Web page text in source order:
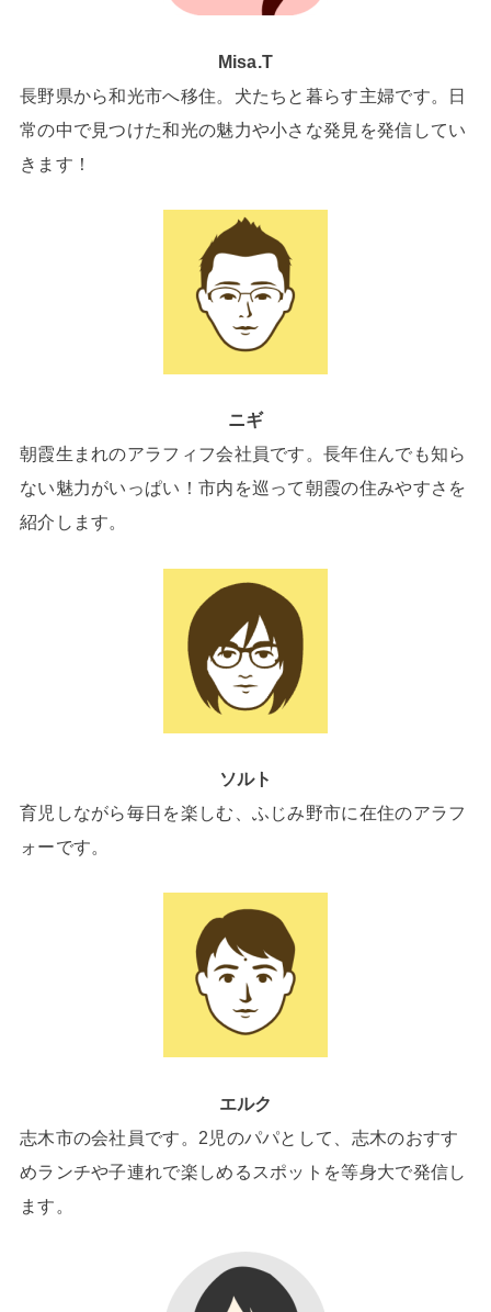
Misa.T
長野県から和光市へ移住。犬たちと暮らす主婦です。日
常の中で見つけた和光の魅力や小さな発見を発信してい
きます！
ニギ
朝霞生まれのアラフィフ会社員です。長年住んでも知ら
ない魅力がいっぱい！市内を巡って朝霞の住みやすさを
紹介します。
ソルト
育児しながら毎日を楽しむ、ふじみ野市に在住のアラフ
ォーです。
エルク
志木市の会社員です。2児のパパとして、志木のおすす
めランチや子連れで楽しめるスポットを等身大で発信し
ます。